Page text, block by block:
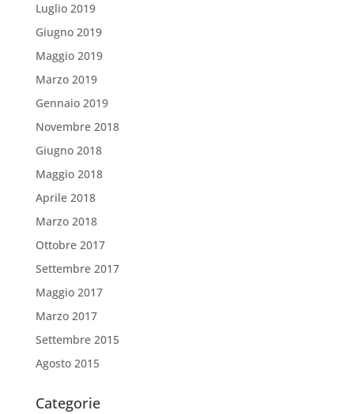
Luglio 2019
Giugno 2019
Maggio 2019
Marzo 2019
Gennaio 2019
Novembre 2018
Giugno 2018
Maggio 2018
Aprile 2018
Marzo 2018
Ottobre 2017
Settembre 2017
Maggio 2017
Marzo 2017
Settembre 2015
Agosto 2015
Categorie